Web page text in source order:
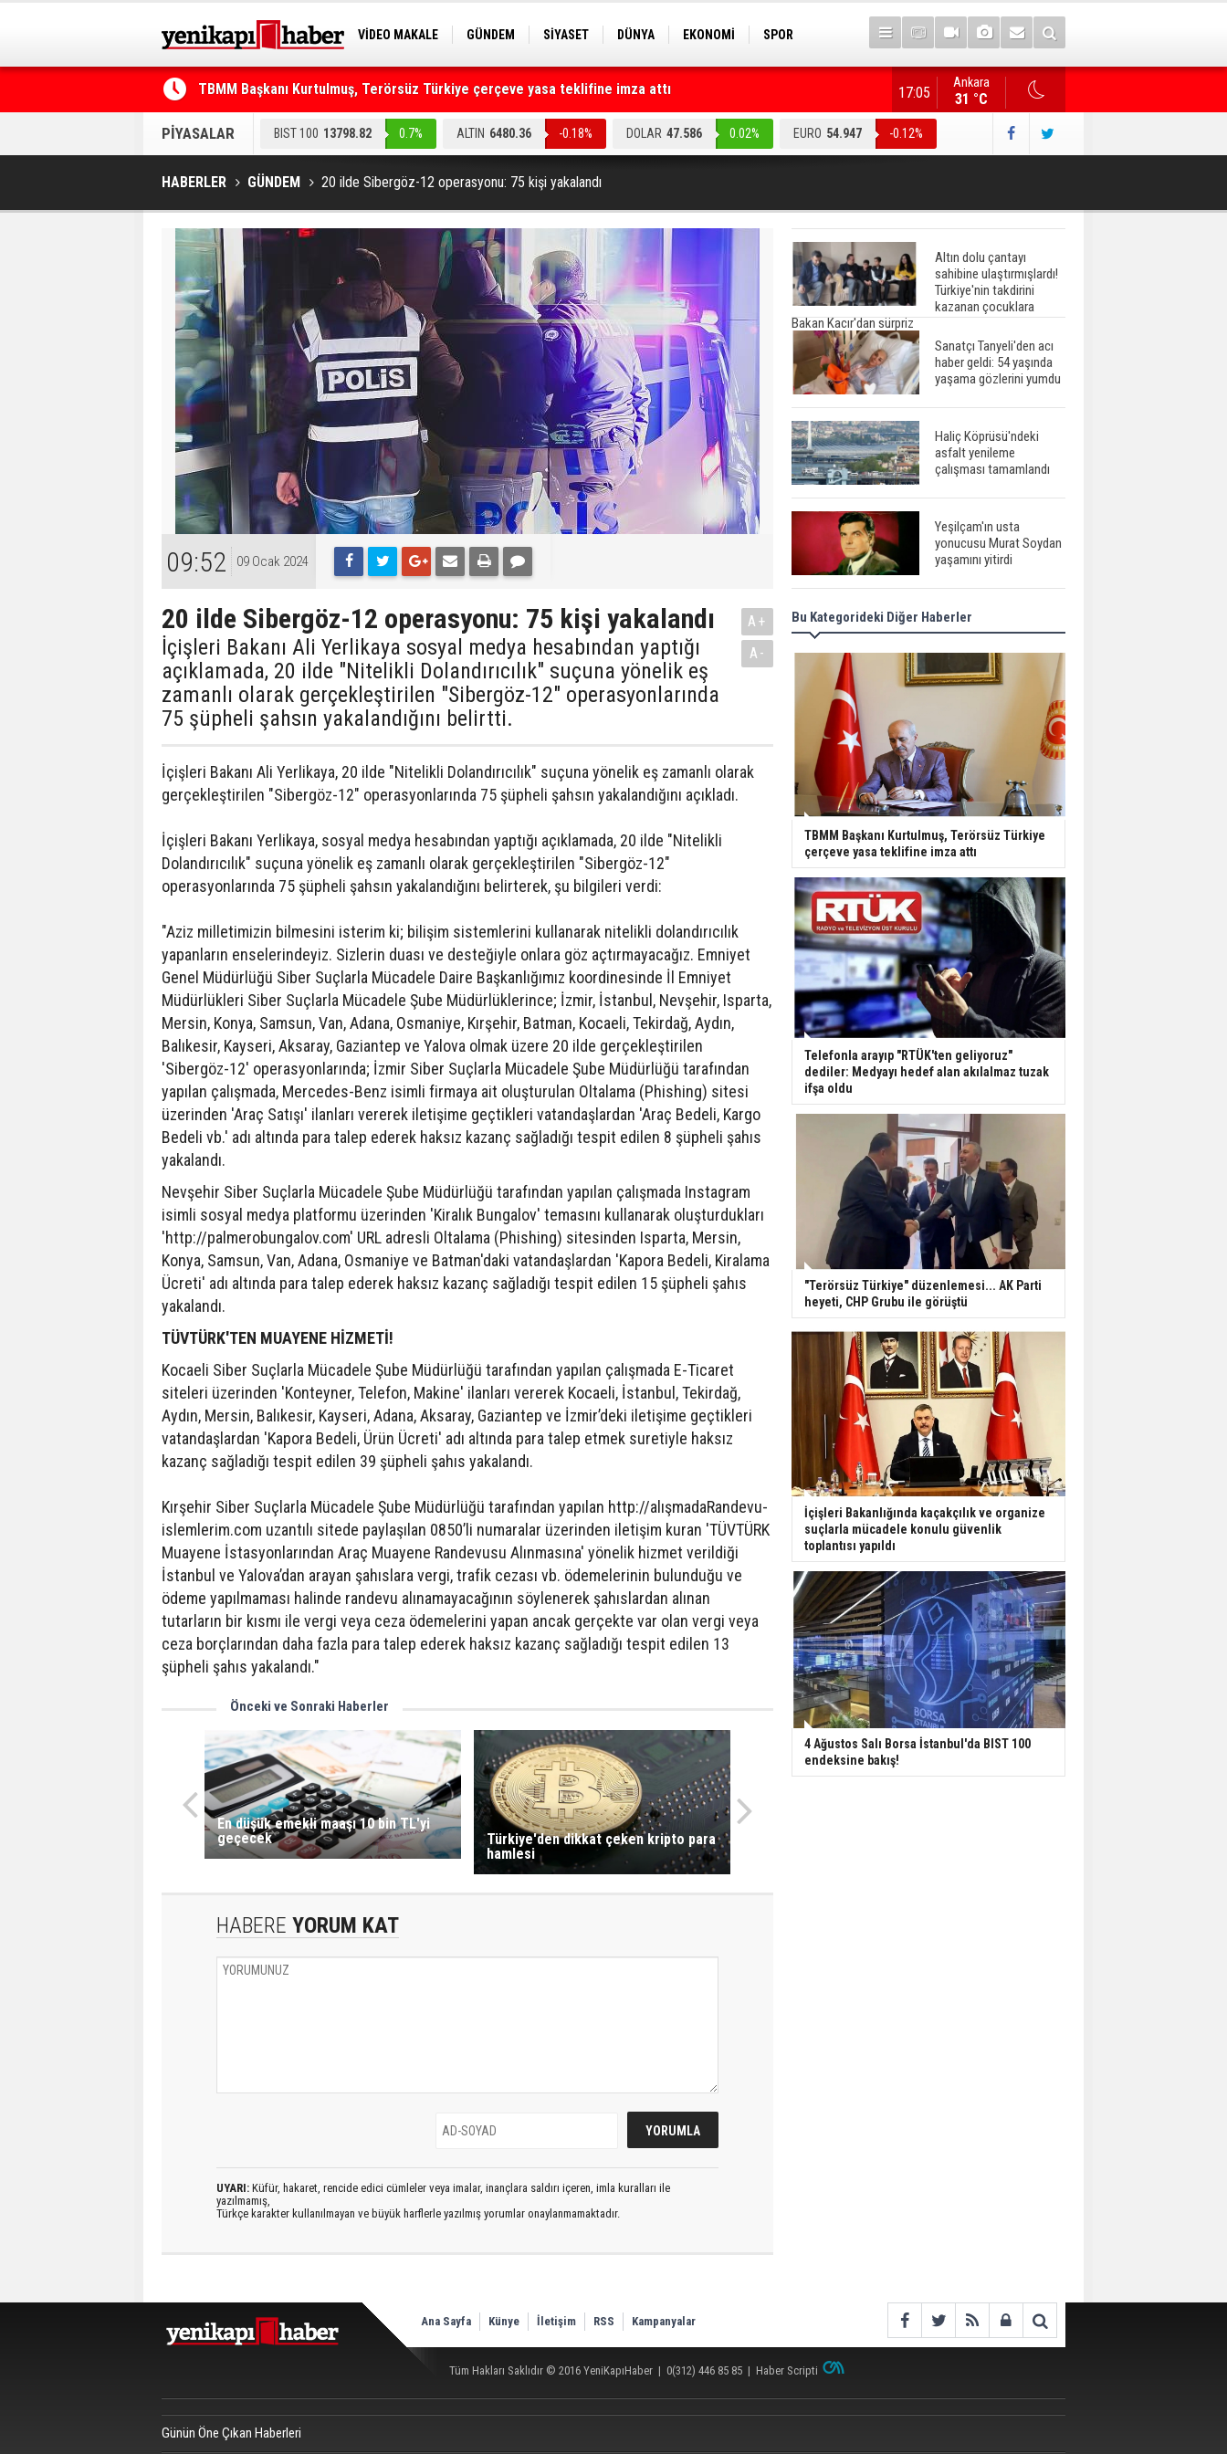
VİDEO MAKALE GÜNDEM SİYASET DÜNYA EKONOMİ
SPOR
TBMM Başkanı Kurtulmuş, Terörsüz Türkiye çerçeve yasa teklifine imza attı
Telefonla arayıp "RTÜK'ten geliyoruz" dediler: Medyayı hedef alan akılalmaz tuzak ifşa oldu
"Terörsüz Türkiye" düzenlemesi... AK Parti heyeti,
Ankara
31 °C
17:05
PİYASALAR BIST 100 13798.82 0.7% ALTIN 6480.36 -0.18% DOLAR 47.586 0.02% EURO 54.947 -0.12%
HABERLER GÜNDEM 20 ilde Sibergöz-12 operasyonu: 75 kişi yakalandı
09:52 09 Ocak 2024
20 ilde Sibergöz-12 operasyonu: 75 kişi yakalandı
İçişleri Bakanı Ali Yerlikaya sosyal medya hesabından yaptığı
açıklamada, 20 ilde "Nitelikli Dolandırıcılık" suçuna yönelik eş
zamanlı olarak gerçekleştirilen "Sibergöz-12" operasyonlarında
75 şüpheli şahsın yakalandığını belirtti.
A+
A-
İçişleri Bakanı Ali Yerlikaya, 20 ilde "Nitelikli Dolandırıcılık" suçuna yönelik eş zamanlı olarak
gerçekleştirilen "Sibergöz-12" operasyonlarında 75 şüpheli şahsın yakalandığını açıkladı.
İçişleri Bakanı Yerlikaya, sosyal medya hesabından yaptığı açıklamada, 20 ilde "Nitelikli
Dolandırıcılık" suçuna yönelik eş zamanlı olarak gerçekleştirilen "Sibergöz-12"
operasyonlarında 75 şüpheli şahsın yakalandığını belirterek, şu bilgileri verdi:
"Aziz milletimizin bilmesini isterim ki; bilişim sistemlerini kullanarak nitelikli dolandırıcılık
yapanların enselerindeyiz. Sizlerin duası ve desteğiyle onlara göz açtırmayacağız. Emniyet
Genel Müdürlüğü Siber Suçlarla Mücadele Daire Başkanlığımız koordinesinde İl Emniyet
Müdürlükleri Siber Suçlarla Mücadele Şube Müdürlüklerince; İzmir, İstanbul, Nevşehir, Isparta,
Mersin, Konya, Samsun, Van, Adana, Osmaniye, Kırşehir, Batman, Kocaeli, Tekirdağ, Aydın,
Balıkesir, Kayseri, Aksaray, Gaziantep ve Yalova olmak üzere 20 ilde gerçekleştirilen
'Sibergöz-12' operasyonlarında; İzmir Siber Suçlarla Mücadele Şube Müdürlüğü tarafından
yapılan çalışmada, Mercedes-Benz isimli firmaya ait oluşturulan Oltalama (Phishing) sitesi
üzerinden 'Araç Satışı' ilanları vererek iletişime geçtikleri vatandaşlardan 'Araç Bedeli, Kargo
Bedeli vb.' adı altında para talep ederek haksız kazanç sağladığı tespit edilen 8 şüpheli şahıs
yakalandı.
Nevşehir Siber Suçlarla Mücadele Şube Müdürlüğü tarafından yapılan çalışmada Instagram
isimli sosyal medya platformu üzerinden 'Kiralık Bungalov' temasını kullanarak oluşturdukları
'http://palmerobungalov.com' URL adresli Oltalama (Phishing) sitesinden Isparta, Mersin,
Konya, Samsun, Van, Adana, Osmaniye ve Batman'daki vatandaşlardan 'Kapora Bedeli, Kiralama
Ücreti' adı altında para talep ederek haksız kazanç sağladığı tespit edilen 15 şüpheli şahıs
yakalandı.
TÜVTÜRK'TEN MUAYENE HİZMETİ!
Kocaeli Siber Suçlarla Mücadele Şube Müdürlüğü tarafından yapılan çalışmada E-Ticaret
siteleri üzerinden 'Konteyner, Telefon, Makine' ilanları vererek Kocaeli, İstanbul, Tekirdağ,
Aydın, Mersin, Balıkesir, Kayseri, Adana, Aksaray, Gaziantep ve İzmir’deki iletişime geçtikleri
vatandaşlardan 'Kapora Bedeli, Ürün Ücreti' adı altında para talep etmek suretiyle haksız
kazanç sağladığı tespit edilen 39 şüpheli şahıs yakalandı.
Kırşehir Siber Suçlarla Mücadele Şube Müdürlüğü tarafından yapılan http://alışmadaRandevu-
islemlerim.com uzantılı sitede paylaşılan 0850’li numaralar üzerinden iletişim kuran 'TÜVTÜRK
Muayene İstasyonlarından Araç Muayene Randevusu Alınmasına' yönelik hizmet verildiği
İstanbul ve Yalova’dan arayan şahıslara vergi, trafik cezası vb. ödemelerinin bulunduğu ve
ödeme yapılmaması halinde randevu alınamayacağının söylenerek şahıslardan alınan
tutarların bir kısmı ile vergi veya ceza ödemelerini yapan ancak gerçekte var olan vergi veya
ceza borçlarından daha fazla para talep ederek haksız kazanç sağladığı tespit edilen 13
şüpheli şahıs yakalandı."
Önceki ve Sonraki Haberler
En düşük emekli maaşı 10 bin TL'yi
geçecek
Türkiye'den dikkat çeken kripto para
hamlesi
HABERE YORUM KAT
UYARI: Küfür, hakaret, rencide edici cümleler veya imalar, inançlara saldırı içeren, imla kuralları ile
yazılmamış,
Türkçe karakter kullanılmayan ve büyük harflerle yazılmış yorumlar onaylanmamaktadır.
Altın dolu çantayı
sahibine ulaştırmışlardı!
Türkiye'nin takdirini
kazanan çocuklara
Bakan Kacır'dan sürpriz
Sanatçı Tanyeli'den acı
haber geldi: 54 yaşında
yaşama gözlerini yumdu
Haliç Köprüsü'ndeki
asfalt yenileme
çalışması tamamlandı
Yeşilçam'ın usta
yonucusu Murat Soydan
yaşamını yitirdi
Meral Akşener ile
Müsavat Dervişoğlu
cenazede görüntülendi
29 Mayıs okullar tatil mi?
Bilim kurgu
gerçekleşiyor...
Dondurulmuş insanları
hayata döndürecek keşif
Ünlü türkücü Mahmut
Tuncer estetik
operasyon geçirdi: Son
hali gündem oldu
Yerli turist 229,7 milyar
lira seyahat harcaması
yaptı
Gazze'deki Sağlık
Vahşetin pençesinde 2
salgın vaka tespit edildi
Bu Kategorideki Diğer Haberler
TBMM Başkanı Kurtulmuş, Terörsüz Türkiye
çerçeve yasa teklifine imza attı
Telefonla arayıp "RTÜK'ten geliyoruz"
dediler: Medyayı hedef alan akılalmaz tuzak
ifşa oldu
"Terörsüz Türkiye" düzenlemesi... AK Parti
heyeti, CHP Grubu ile görüştü
İçişleri Bakanlığında kaçakçılık ve organize
suçlarla mücadele konulu güvenlik
toplantısı yapıldı
4 Ağustos Salı Borsa İstanbul'da BIST 100
endeksine bakış!
Ana Sayfa Künye İletişim RSS Kampanyalar
Tüm Hakları Saklıdır © 2016 YeniKapıHaber | 0(312) 446 85 85 | Haber Scripti
Günün Öne Çıkan Haberleri